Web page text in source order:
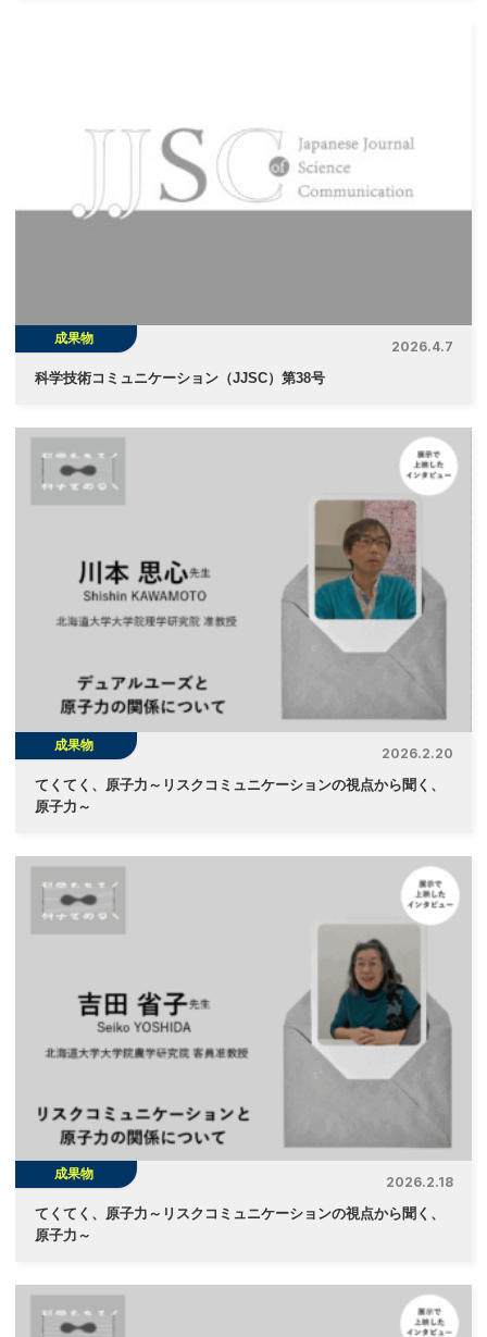
成果物
2026.4.7
科学技術コミュニケーション（JJSC）第38号
成果物
2026.2.20
てくてく、原子力～リスクコミュニケーションの視点から聞く、
原子力～
成果物
2026.2.18
てくてく、原子力～リスクコミュニケーションの視点から聞く、
原子力～